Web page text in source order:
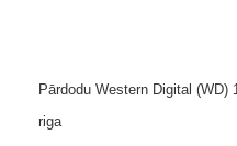
Pārdodu Western Digital
riga